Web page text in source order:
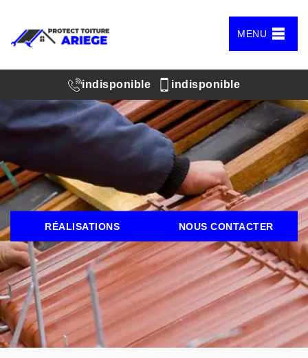
MENU
indisponible indisponible
RÉALISATIONS NOUS CONTACTER